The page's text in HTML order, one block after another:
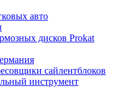
авто
дисков Prokat
сайлентблоков
инструмент